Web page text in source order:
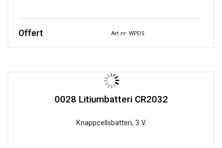
Offert Art.nr: WPD5
0028 Litiumbatteri CR2032
Knappcellsbatteri, 3 V.